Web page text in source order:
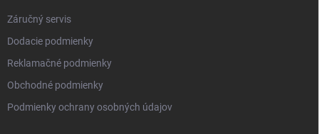
Záručný servis
Dodacie podmienky
Reklamačné podmienky
Obchodné podmienky
Podmienky ochrany osobných údajov